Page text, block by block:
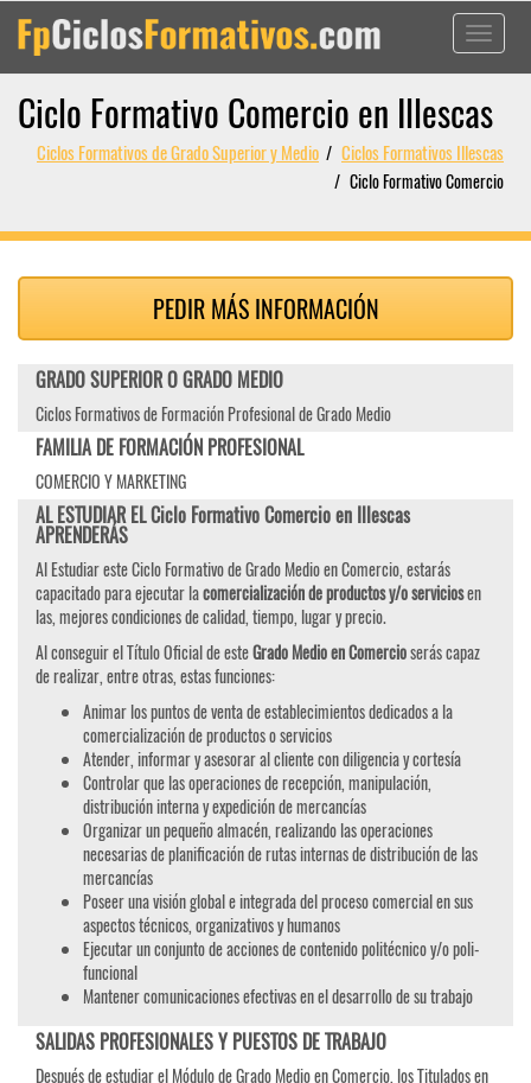
Toggle
Ciclo Formativo Comercio en Illescas
Ciclos Formativos de Grado Superior y Medio Ciclos Formativos Illescas
Ciclo Formativo Comercio
PEDIR MÁS INFORMACIÓN
GRADO SUPERIOR O GRADO MEDIO
Ciclos Formativos de Formación Profesional de Grado Medio
FAMILIA DE FORMACIÓN PROFESIONAL
COMERCIO Y MARKETING
AL ESTUDIAR EL Ciclo Formativo Comercio en Illescas
APRENDERÁS
Al Estudiar este Ciclo Formativo de Grado Medio en Comercio, estarás
capacitado para ejecutar lacomercialización de productos y/o serviciosen
las, mejores condiciones de calidad, tiempo, lugar y precio.
Al conseguir el Título Oficial de esteGrado Medio en Comercioserás capaz
de realizar, entre otras, estas funciones:
Animar los puntos de venta de establecimientos dedicados a la
comercialización de productos o servicios
Atender, informar y asesorar al cliente con diligencia y cortesía
Controlar que las operaciones de recepción, manipulación,
distribución interna y expedición de mercancías
Organizar un pequeño almacén, realizando las operaciones
necesarias de planificación de rutas internas de distribución de las
mercancías
Poseer una visión global e integrada del proceso comercial en sus
aspectos técnicos, organizativos y humanos
Ejecutar un conjunto de acciones de contenido politécnico y/o poli-
funcional
Mantener comunicaciones efectivas en el desarrollo de su trabajo
SALIDAS PROFESIONALES Y PUESTOS DE TRABAJO
Después de estudiar el Módulo de Grado Medio en Comercio, los Titulados en